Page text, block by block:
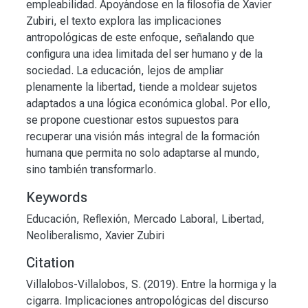
empleabilidad. Apoyándose en la filosofía de Xavier
Zubiri, el texto explora las implicaciones
antropológicas de este enfoque, señalando que
configura una idea limitada del ser humano y de la
sociedad. La educación, lejos de ampliar
plenamente la libertad, tiende a moldear sujetos
adaptados a una lógica económica global. Por ello,
se propone cuestionar estos supuestos para
recuperar una visión más integral de la formación
humana que permita no solo adaptarse al mundo,
sino también transformarlo.
Keywords
Educación, Reflexión, Mercado Laboral , Libertad,
Neoliberalismo, Xavier Zubiri
Citation
Villalobos-Villalobos, S. (2019). Entre la hormiga y la
cigarra. Implicaciones antropológicas del discurso